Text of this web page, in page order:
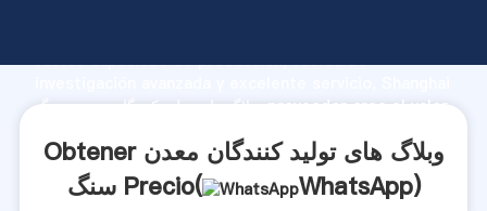
fuerte capacidad de producción, fuerza de
وبلاگ های تولید کنندگان معدن سنگ proveedor crea el valor
Obtener وبلاگ های تولید کنندگان معدن
سنگ Precio(
WhatsApp)